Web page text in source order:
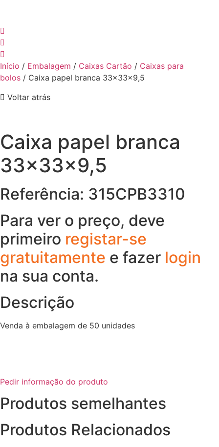
Início / Embalagem / Caixas Cartão / Caixas para
bolos / Caixa papel branca 33x33x9,5
Voltar atrás
Caixa papel branca
33x33x9,5
Referência: 315CPB3310
Para ver o preço, deve
primeiro registar-se
gratuitamente e fazer login
na sua conta.
Descrição
Venda à embalagem de 50 unidades
Pedir informação do produto
Produtos semelhantes
Produtos Relacionados